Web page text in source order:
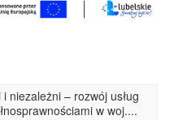
niezależni – rozwój usług
w woj....